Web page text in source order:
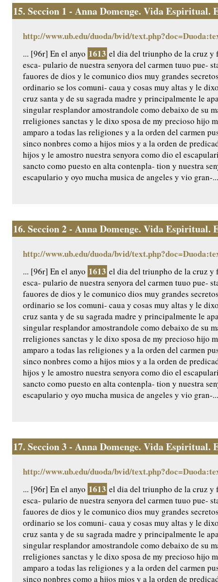
15. Seccion 1 - Anna Domenge. Vida Espiritual.
http://www.ub.edu/duoda/bvid/
... [96r] En el anyo 1613 el dia del triunpho de la cruz y
esca- pulario de nuestra senyora del carmen tuuo pue-
fauores de dios y le comunico dios muy grandes
ordinario se los comuni- caua y cosas muy altas y le
cruz santa y de su sagrada madre y principalmente le
singular resplandor amostrandole como debaixo de su
rreligiones sanctas y le dixo sposa de my precioso hijo
amparo a todas las religiones y a la orden del carmen
sinco nonbres como a hijos mios y a la orden de
hijos y le amostro nuestra senyora como dio el
sancto como puesto en alta contenpla- tion y nuestra
escapulario y oyo mucha musica de angeles y vio gran-...
16. Seccion 2 - Anna Domenge. Vida Espiritual.
http://www.ub.edu/duoda/bvid/
... [96r] En el anyo 1613 el dia del triunpho de la cruz y
esca- pulario de nuestra senyora del carmen tuuo pue-
fauores de dios y le comunico dios muy grandes
ordinario se los comuni- caua y cosas muy altas y le
cruz santa y de su sagrada madre y principalmente le
singular resplandor amostrandole como debaixo de su
rreligiones sanctas y le dixo sposa de my precioso hijo
amparo a todas las religiones y a la orden del carmen
sinco nonbres como a hijos mios y a la orden de
hijos y le amostro nuestra senyora como dio el
sancto como puesto en alta contenpla- tion y nuestra
escapulario y oyo mucha musica de angeles y vio gran-...
17. Seccion 3 - Anna Domenge. Vida Espiritual.
http://www.ub.edu/duoda/bvid/
... [96r] En el anyo 1613 el dia del triunpho de la cruz y
esca- pulario de nuestra senyora del carmen tuuo pue-
fauores de dios y le comunico dios muy grandes
ordinario se los comuni- caua y cosas muy altas y le
cruz santa y de su sagrada madre y principalmente le
singular resplandor amostrandole como debaixo de su
rreligiones sanctas y le dixo sposa de my precioso hijo
amparo a todas las religiones y a la orden del carmen
sinco nonbres como a hijos mios y a la orden de